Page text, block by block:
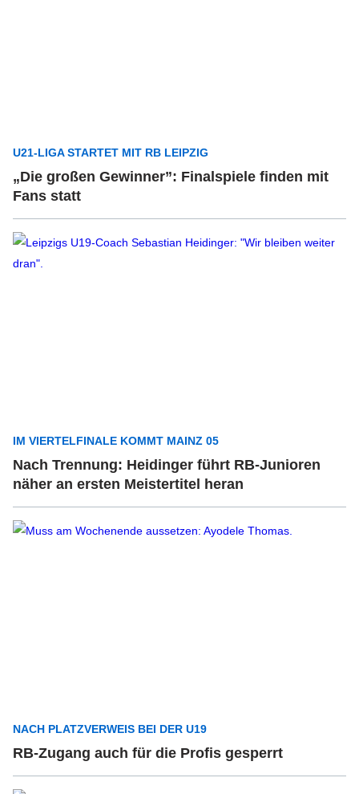
U21-LIGA STARTET MIT RB LEIPZIG
„Die großen Gewinner”: Finalspiele finden mit
Fans statt
IM VIERTELFINALE KOMMT MAINZ 05
Nach Trennung: Heidinger führt RB-Junioren
näher an ersten Meistertitel heran
NACH PLATZVERWEIS BEI DER U19
RB-Zugang auch für die Profis gesperrt